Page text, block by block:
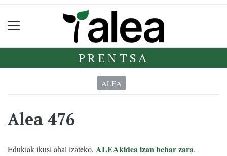
PRENTSA
ALEA
Alea 476
Edukiak ikusi ahal izateko, ALEAkidea izan behar zara.